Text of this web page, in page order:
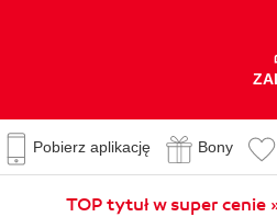
Pobierz aplikację Bony
TOP tytuł w super cenie